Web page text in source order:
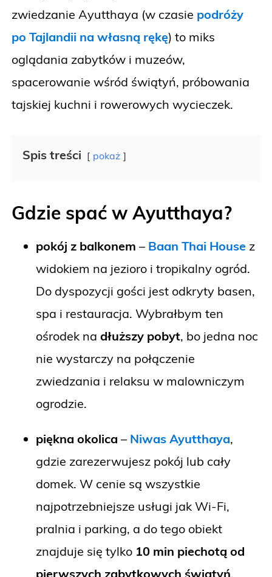
zwiedzanie Ayutthaya (w czasie podróży
po Tajlandii na własną rękę) to miks
oglądania zabytków i muzeów,
spacerowanie wśród świątyń, próbowania
tajskiej kuchni i rowerowych wycieczek.
Spis treści pokaż
Gdzie spać w Ayutthaya?
pokój z balkonem – Baan Thai House z
widokiem na jezioro i tropikalny ogród.
Do dyspozycji gości jest odkryty basen,
spa i restauracja. Wybrałbym ten
ośrodek na dłuższy pobyt, bo jedna noc
nie wystarczy na połączenie
zwiedzania i relaksu w malowniczym
ogrodzie.
piękna okolica – Niwas Ayutthaya,
gdzie zarezerwujesz pokój lub cały
domek. W cenie są wszystkie
najpotrzebniejsze usługi jak Wi-Fi,
pralnia i parking, a do tego obiekt
znajduje się tylko 10 min piechotą od
pierwszych zabytkowych świątyń.